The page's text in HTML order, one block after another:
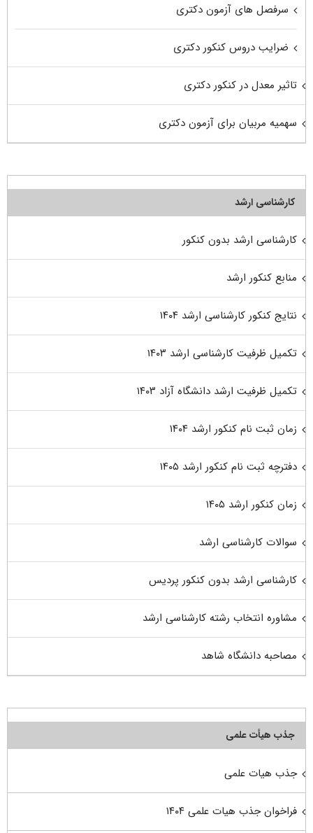
سرفصل های آزمون دکتری
ضرایب دروس کنکور دکتری
تاثیر معدل در کنکور دکتری
سهمیه مربیان برای آزمون دکتری
کارشناسی ارشد
کارشناسی ارشد بدون کنکور
منابع کنکور ارشد
نتایج کنکور کارشناسی ارشد ۱۴۰۴
تکمیل ظرفیت کارشناسی ارشد ۱۴۰۳
تکمیل ظرفیت ارشد دانشگاه آزاد ۱۴۰۳
زمان ثبت نام کنکور ارشد ۱۴۰۴
دفترچه ثبت نام کنکور ارشد ۱۴۰۵
زمان کنکور ارشد ۱۴۰۵
سوالات کارشناسی ارشد
کارشناسی ارشد بدون کنکور پردیس
مشاوره انتخاب رشته کارشناسی ارشد
مصاحبه دانشگاه شاهد
جذب هیأت علمی
جذب هیات علمی
فراخوان جذب هیات علمی ۱۴۰۴